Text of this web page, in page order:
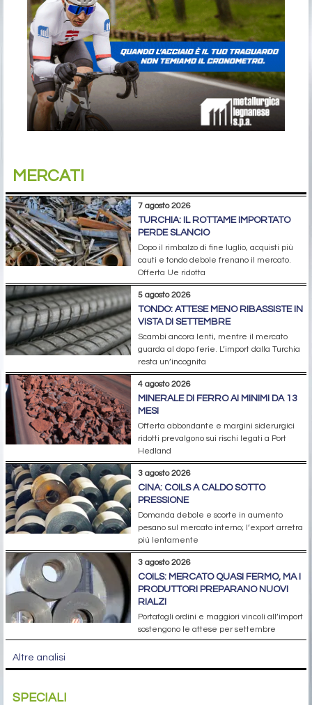
MERCATI
7 agosto 2026
TURCHIA: IL ROTTAME IMPORTATO
PERDE SLANCIO
Dopo il rimbalzo di fine luglio, acquisti più
cauti e tondo debole frenano il mercato.
Offerta Ue ridotta
5 agosto 2026
TONDO: ATTESE MENO RIBASSISTE IN
VISTA DI SETTEMBRE
Scambi ancora lenti, mentre il mercato
guarda al dopo ferie. L’import dalla Turchia
resta un’incognita
4 agosto 2026
MINERALE DI FERRO AI MINIMI DA 13
MESI
Offerta abbondante e margini siderurgici
ridotti prevalgono sui rischi legati a Port
Hedland
3 agosto 2026
CINA: COILS A CALDO SOTTO
PRESSIONE
Domanda debole e scorte in aumento
pesano sul mercato interno; l’export arretra
più lentamente
3 agosto 2026
COILS: MERCATO QUASI FERMO, MA I
PRODUTTORI PREPARANO NUOVI
RIALZI
Portafogli ordini e maggiori vincoli all’import
sostengono le attese per settembre
Altre analisi
SPECIALI